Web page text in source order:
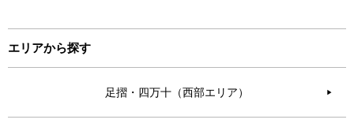
エリアから探す
足摺・四万十（西部エリア） ▶︎